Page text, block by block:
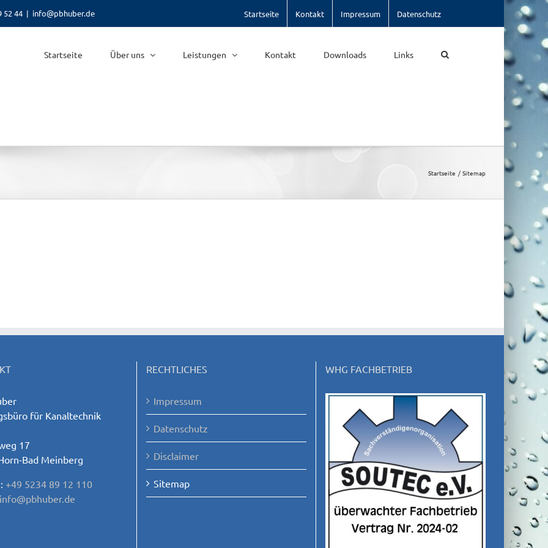
52 44 | info@pbhuber.de Startseite Kontakt Impressum Datenschutz
Startseite Über uns Leistungen Kontakt Downloads Links
Startseite Sitemap
für Kanaltechnik
17
Bad Meinberg
+49 5234 89 12 110
RECHTLICHES
Impressum
Datenschutz
Disclaimer
Sitemap
WHG FACHBETRIEB